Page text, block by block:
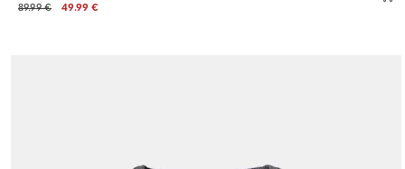
89.99 €
49.99 €